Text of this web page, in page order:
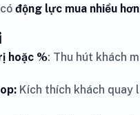
động lực mua nhiều
hoặc %: Thu hút khách
Kích thích khách quay